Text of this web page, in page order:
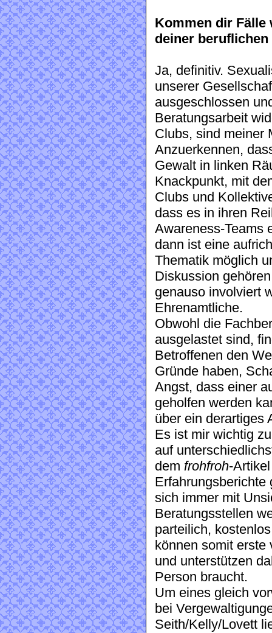
Kommen dir Fälle
deiner
Ja, definitiv.
unserer
ausgeschlossen
Beratungsarbeit
Clubs, sind meiner
Anzuerkennen,
Gewalt in linken
Knackpunkt, mit
Clubs und
dass es in ihren
Awareness-Teams
dann ist eine
Thematik möglich
Diskussion
genauso involviert
Ehrenamtliche.
Obwohl die
ausgelastet sind,
Betroffenen den
Gründe haben,
Angst, dass einer
geholfen werden
über ein derartiges
Es ist mir wichtig
auf
dem frohfroh-
Erfahrungsberichte
sich immer mit
Beratungsstellen
parteilich,
können somit
und unterstützen
Person braucht.
Um eines gleich
bei
Seith/Kelly/Lovett